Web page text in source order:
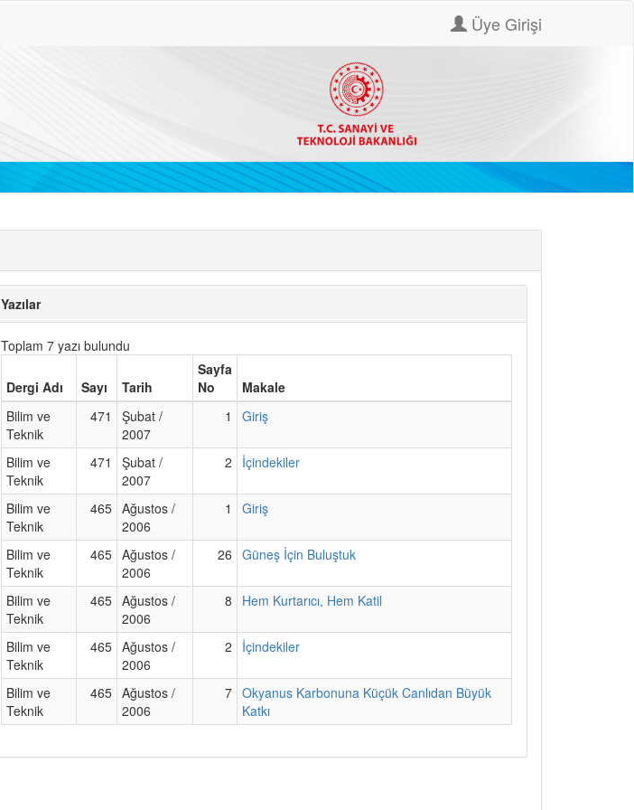
Üye Girişi
Yazılar
Toplam 7 yazı bulundu
Dergi Adı Sayı Tarih
Sayfa
No
Makale
Bilim ve
Teknik
471
Şubat /
2007
1 Giriş
Bilim ve
Teknik
471
Şubat /
2007
2 İçindekiler
Bilim ve
Teknik
465 Ağustos /
2006
1 Giriş
Bilim ve
Teknik
465 Ağustos /
2006
26 Güneş İçin Buluştuk
Bilim ve
Teknik
465 Ağustos /
2006
8 Hem Kurtarıcı, Hem Katil
Bilim ve
Teknik
465 Ağustos /
2006
2 İçindekiler
Bilim ve
Teknik
465 Ağustos /
2006
7 Okyanus Karbonuna Küçük Canlıdan Büyük
Katkı